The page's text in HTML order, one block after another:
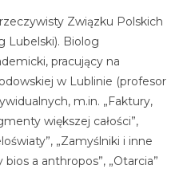
Związku Polskich
Lubelski). Biolog
pracujący na
w Lublinie (profesor
m.in. „Faktury,
większej całości”,
„Zamyślniki i inne
a anthropos”, „Otarcia”